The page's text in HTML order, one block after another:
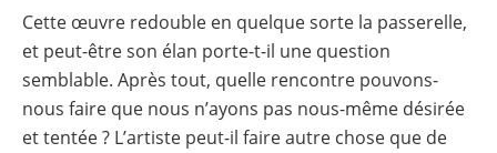
Cette œuvre redouble en quelque sorte la passerelle,
et peut-être son élan porte-t-il une question
semblable. Après tout, quelle rencontre pouvons-
nous faire que nous n’ayons pas nous-même désirée
et tentée ? L’artiste peut-il faire autre chose que de